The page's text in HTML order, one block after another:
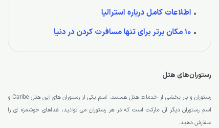
اطلاعات کامل درباره استرالیا
10 مکان برتر برای تنها مسافرت کردن در دنیا
رستوران‌های هتل
رستوران و بار بخشی از خدمات هتل هستند. اسم یکی از رستوران های این هتل Caribe و
اسم رستوران دیگر آن مارکت است که در هر رستوران می توانید، غذاهای خوشمزه ای را
سفارش دهید.